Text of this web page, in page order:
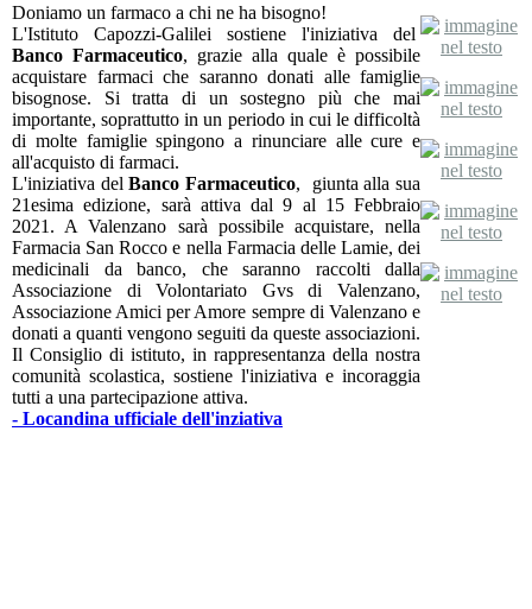
Doniamo un farmaco a chi ne ha bisogno!
L'Istituto Capozzi-Galilei sostiene l'iniziativa del
Banco Farmaceutico, grazie alla quale è possibile
acquistare farmaci che saranno donati alle famiglie
bisognose. Si tratta di un sostegno più che mai
importante, soprattutto in un periodo in cui le difficoltà
di molte famiglie spingono a rinunciare alle cure e
all'acquisto di farmaci.
L'iniziativa delBanco Farmaceutico, giunta alla sua
21esima edizione, sarà attiva dal 9 al 15 Febbraio
2021. A Valenzano sarà possibile acquistare, nella
Farmacia San Rocco e nella Farmacia delle Lamie, dei
medicinali da banco, che saranno raccolti dalla
Associazione di Volontariato Gvs di Valenzano,
Associazione Amici per Amore sempre di Valenzano e
donati a quanti vengono seguiti da queste associazioni.
Il Consiglio di istituto, in rappresentanza della nostra
comunità scolastica, sostiene l'iniziativa e incoraggia
tutti a una partecipazione attiva.
- Locandina ufficiale dell'inziativa